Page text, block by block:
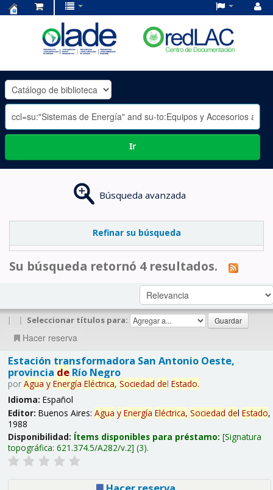
OLADE
-
Ir
Búsqueda avanzada
Refinar su búsqueda
Su búsqueda retornó 4 resultados.
| | Seleccionar títulos para:
Hacer reserva
Estación transformadora San Antonio Oeste,
provincia deRío Negro
por Agua y Energía Eléctrica, Sociedad del Estado.
Idioma: Español
Editor: Buenos Aires: Agua y Energía Eléctrica, Sociedad del Estado,
1988
Disponibilidad: Ítems disponibles para préstamo: Signatura
topográfica: 621.374.5/A282/v.2 (3).